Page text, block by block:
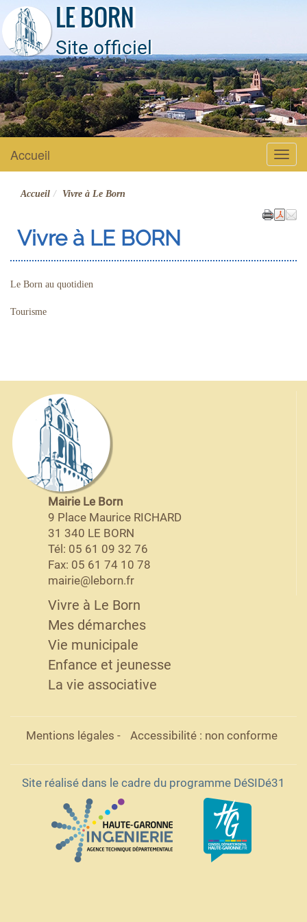
LE BORN
Site officiel
Menu
Accueil
Accueil Vivre à Le Born
Vivre à LE BORN
Le Born au quotidien
Tourisme
Mairie Le Born
9 Place Maurice RICHARD
31 340 LE BORN
Tél: 05 61 09 32 76
Fax: 05 61 74 10 78
mairie@leborn.fr
Vivre à Le Born
Mes démarches
Vie municipale
Enfance et jeunesse
La vie associative
Mentions légales - Accessibilité : non conforme
Site réalisé dans le cadre du programme DéSIDé31